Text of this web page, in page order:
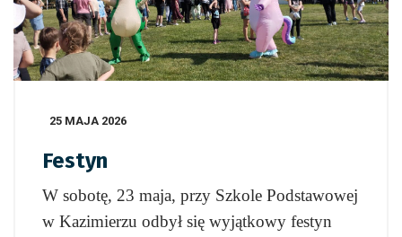
25 MAJA 2026
Festyn
W sobotę, 23 maja, przy Szkole Podstawowej
w Kazimierzu odbył się wyjątkowy festyn